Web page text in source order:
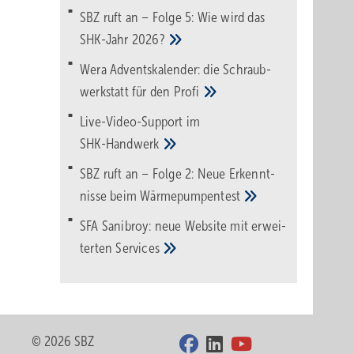
SBZ ruft an – Folge 5: Wie wird das
SHK-Jahr 2026?
Wera Adventskalender: die Schraub­
werk­statt für den Pro­fi
Live-Video-Support im
SHK-Handwerk
SBZ ruft an – Folge 2: Neue Erkennt­
nisse beimWärme­pumpen­test
SFA Sanibroy: neue Web­site mit erwei­
tertenServices
© 2026 SBZ